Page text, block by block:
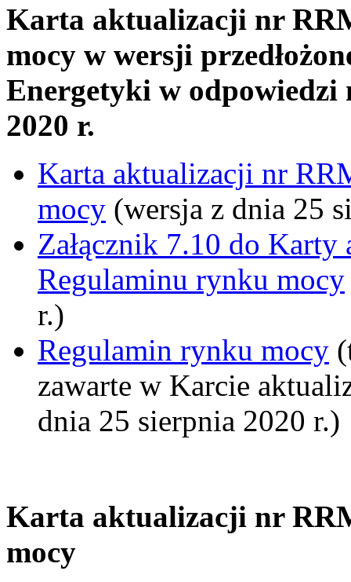
Karta aktualizacji nr
mocy w wersji
Energetyki w odpowiedzi
2020 r.
Karta aktualizacji nr
mocy (wersja z dnia 25
Załącznik 7.10 do
Regulaminu rynku mocy
r.)
Regulamin rynku mocy
zawarte w Karcie
dnia 25 sierpnia 2020 r.)
Karta aktualizacji nr
mocy